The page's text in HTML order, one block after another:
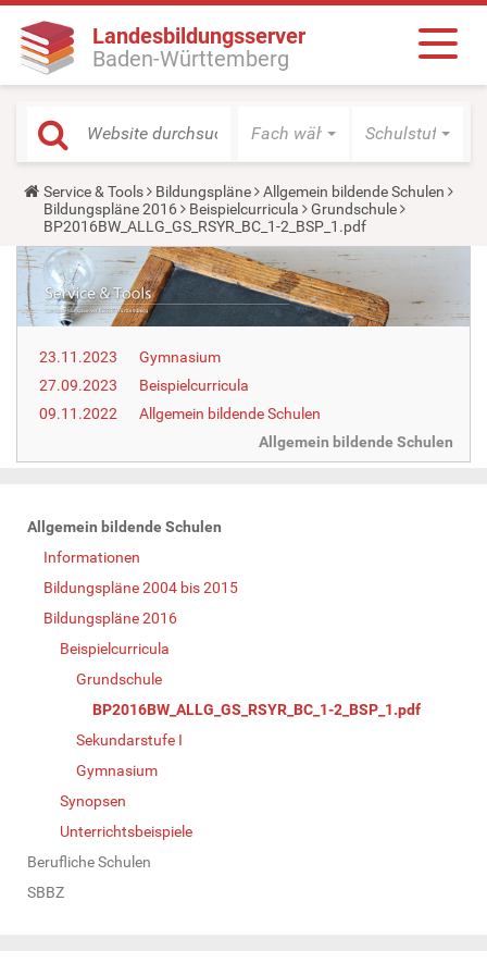
Landesbildungsserver
Baden-Württemberg
Fach wählen Schulstufe
Y
o
u
a
r
h
e
r
:
Service & Tools Bildungspläne
Allgemein bildende Schulen
Bildungspläne 2016
Beispielcurricula
Grundschule
BP2016BW_ALLG_GS_RSYR_BC_1-2_BSP_1.pdf
23.11.2023
Gymnasium
27.09.2023
Beispielcurricula
09.11.2022
Allgemein bildende Schulen
Allgemein bildende Schulen
N
Allgemein bildende Schulen
Informationen
Bildungspläne 2004 bis 2015
Bildungspläne 2016
Beispielcurricula
Grundschule
BP2016BW_ALLG_GS_RSYR_BC_1-2_BSP_1.pdf
Sekundarstufe I
Gymnasium
Synopsen
Unterrichtsbeispiele
Berufliche Schulen
SBBZ